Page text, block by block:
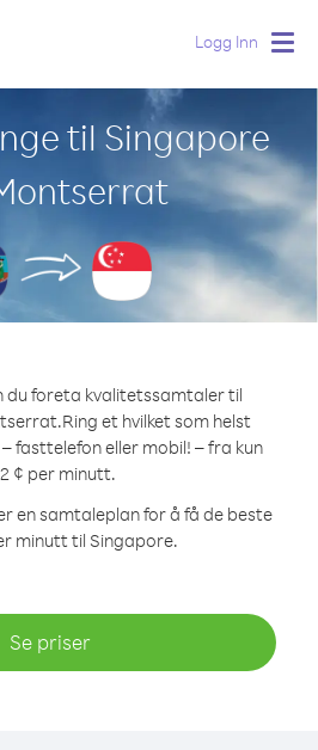
Logg Inn
til Singapore
du foreta kvalitetssamtaler til
Ring et hvilket som helst
fasttelefon eller mobil! – fra kun
¢ per minutt.
en samtaleplan for å få de beste
minutt til Singapore.
Se priser